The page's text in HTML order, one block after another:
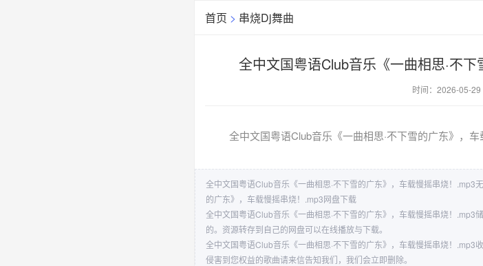
首页 > 串烧Dj舞曲
全中文国粤语Club音乐《一曲相思·不
时间：2026-05-29
全中文国粤语Club音乐《一曲相思·不下雪的广东》，
全中文国粤语Club音乐《一曲相思·不下雪的广东》，车载慢摇串烧！.mp3
的广东》，车载慢摇串烧！.mp3网盘下载
全中文国粤语Club音乐《一曲相思·不下雪的广东》，车载慢摇串烧！
的。资源转存到自己的网盘可以在线播放与下载。
全中文国粤语Club音乐《一曲相思·不下雪的广东》，车载慢摇串烧！
侵害到您权益的歌曲请来信告知我们，我们会立即删除。